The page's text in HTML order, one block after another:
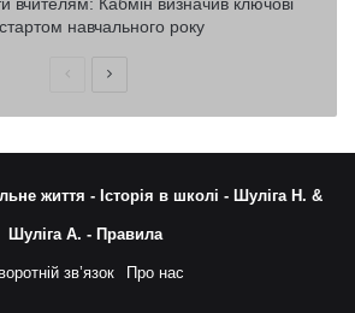
навчального року
ПопередняНаступна
життя - Історія в школі - Шуліга Н. &
Шуліга А. - Правила
зв’язок Про нас